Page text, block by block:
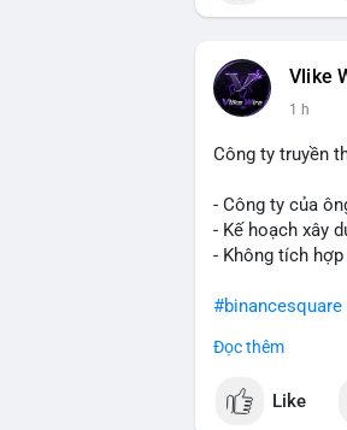
bước chuẩn bị
dò thanh
Lời khuyên cho
dịch tương tự
#12dot1btc
Vlike
1 h
Công ty truyền
- Công ty của
- Kế hoạch xây
- Không tích
#binancesquare
$cro
#vlikevn
Đọc thêm
Like